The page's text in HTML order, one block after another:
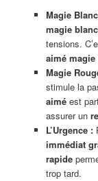
Magie
magie
tensions.
aimé
Magie
stimule la
aiméest
assurer un
L’Urgence :
immédiat
rapide
trop tard.